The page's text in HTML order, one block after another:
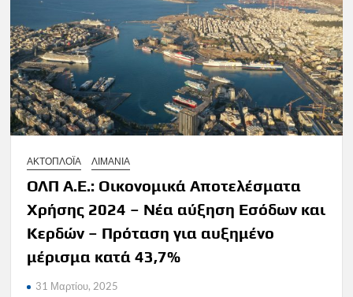
ΑΚΤΟΠΛΟΪΑ ΛΙΜΑΝΙΑ
ΟΛΠ Α.Ε.: Οικονομικά Αποτελέσματα
Χρήσης 2024 – Νέα αύξηση Εσόδων και
Κερδών – Πρόταση για αυξημένο
μέρισμα κατά 43,7%
31 Μαρτίου, 2025